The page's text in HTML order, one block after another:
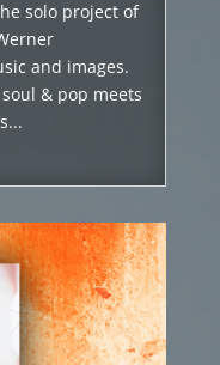
solo project of
and images.
& pop meets